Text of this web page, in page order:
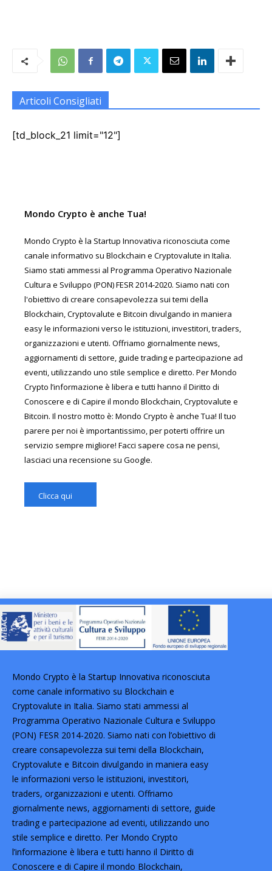
Articoli Consigliati
[td_block_21 limit="12"]
Mondo Crypto è anche Tua!
Mondo Crypto è la Startup Innovativa riconosciuta come
canale informativo su Blockchain e Cryptovalute in Italia.
Siamo stati ammessi al Programma Operativo Nazionale
Cultura e Sviluppo (PON) FESR 2014-2020. Siamo nati con
l'obiettivo di creare consapevolezza sui temi della
Blockchain, Cryptovalute e Bitcoin divulgando in maniera
easy le informazioni verso le istituzioni, investitori, traders,
organizzazioni e utenti. Offriamo giornalmente news,
aggiornamenti di settore, guide trading e partecipazione ad
eventi, utilizzando uno stile semplice e diretto. Per Mondo
Crypto l’informazione è libera e tutti hanno il Diritto di
Conoscere e di Capire il mondo Blockchain, Cryptovalute e
Bitcoin. Il nostro motto è: Mondo Crypto è anche Tua! Il tuo
parere per noi è importantissimo, per poterti offrire un
servizio sempre migliore! Facci sapere cosa ne pensi,
lasciaci una recensione su Google.
Clicca qui
Mondo Crypto è la Startup Innovativa riconosciuta
come canale informativo su Blockchain e
Cryptovalute in Italia. Siamo stati ammessi al
Programma Operativo Nazionale Cultura e Sviluppo
(PON) FESR 2014-2020. Siamo nati con l’obiettivo di
creare consapevolezza sui temi della Blockchain,
Cryptovalute e Bitcoin divulgando in maniera easy
le informazioni verso le istituzioni, investitori,
traders, organizzazioni e utenti. Offriamo
giornalmente news, aggiornamenti di settore, guide
trading e partecipazione ad eventi, utilizzando uno
stile semplice e diretto. Per Mondo Crypto
l’informazione è libera e tutti hanno il Diritto di
Conoscere e di Capire il mondo Blockchain,